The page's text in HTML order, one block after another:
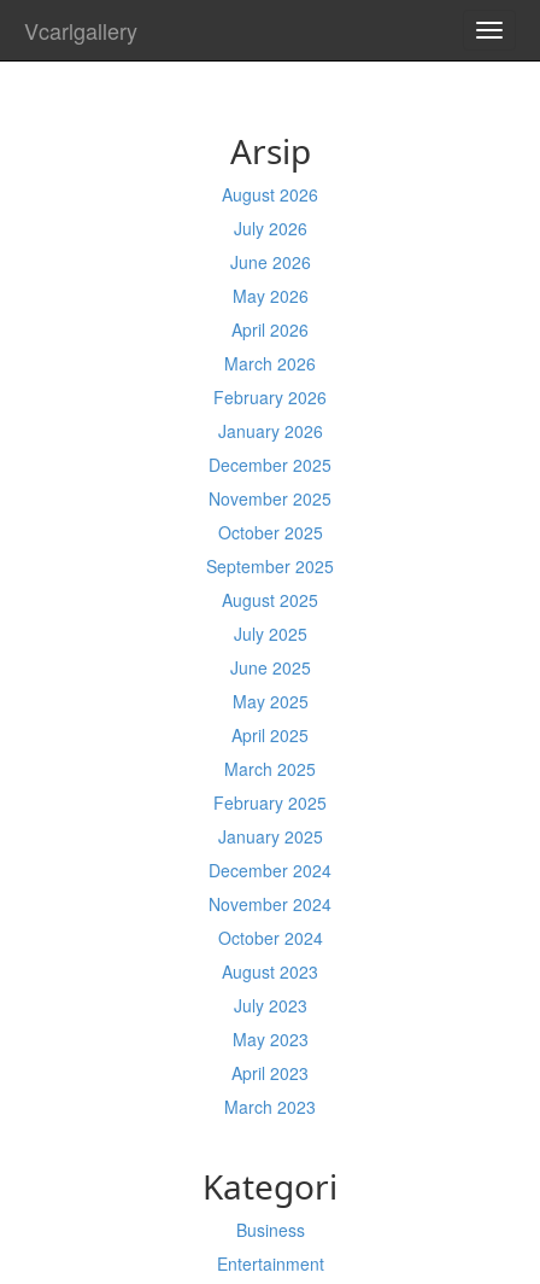
Vcarlgallery
Arsip
August 2026
July 2026
June 2026
May 2026
April 2026
March 2026
February 2026
January 2026
December 2025
November 2025
October 2025
September 2025
August 2025
July 2025
June 2025
May 2025
April 2025
March 2025
February 2025
January 2025
December 2024
November 2024
October 2024
August 2023
July 2023
May 2023
April 2023
March 2023
Kategori
Business
Entertainment